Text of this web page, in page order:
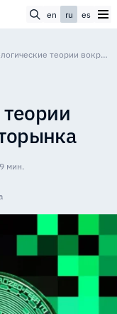
en ru es
Самые интересные конспирологические теории вокруг Bitcoin и крипторынка
мин.